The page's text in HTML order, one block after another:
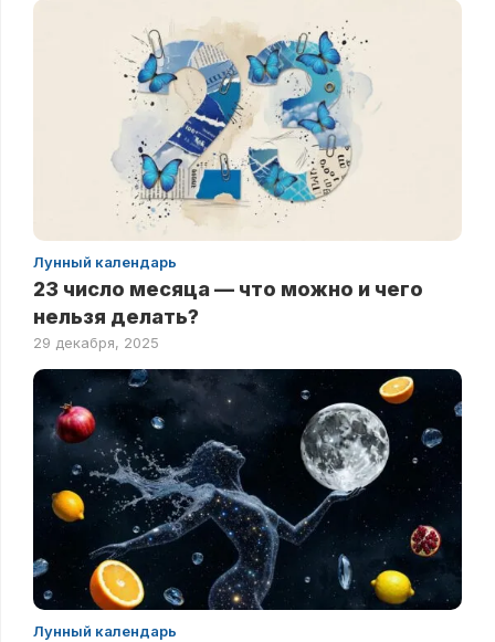
Лунный календарь
23 число месяца — что можно и чего
нельзя делать?
29 декабря, 2025
Лунный календарь